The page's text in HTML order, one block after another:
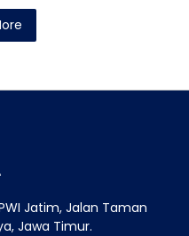
Jatim, Jalan Taman
Jawa Timur.